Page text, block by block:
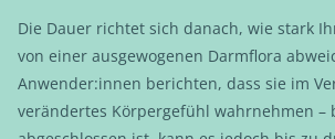
Die Dauer richtet sich danach, wie stark
von einer ausgewogenen Darmflora
Anwender:innen berichten, dass sie im
verändertes Körpergefühl wahrnehmen –